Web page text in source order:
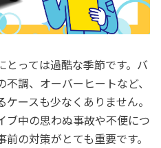
っては過酷な季節です。バ
調、オーバーヒートなど、
ースも少なくありません。
ブ中の思わぬ事故や不便につ
の対策がとても重要です。